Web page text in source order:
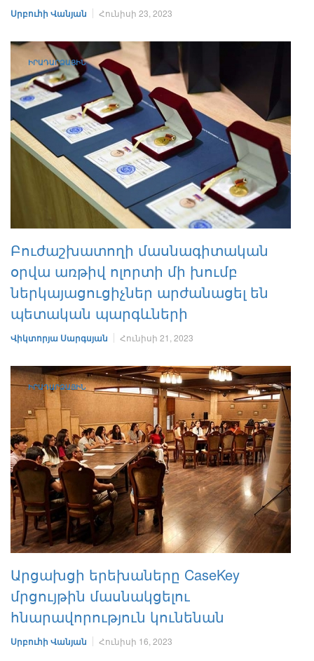
Սրբուհի Վանյան Հունիսի 23, 2023
ԻՐԱԴԱՐՁԱՅԻՆ
Բուժաշխատողի մասնագիտական
օրվա առթիվ ոլորտի մի խումբ
ներկայացուցիչներ արժանացել են
պետական պարգևների
Վիկտորյա Սարգսյան Հունիսի 21, 2023
ԻՐԱԴԱՐՁԱՅԻՆ
Արցախցի երեխաները CaseKey
մրցույթին մասնակցելու
հնարավորություն կունենան
Սրբուհի Վանյան Հունիսի 16, 2023